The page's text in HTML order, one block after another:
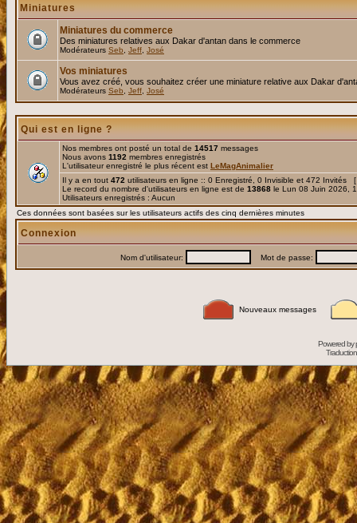
Miniatures
Miniatures du commerce
Des miniatures relatives aux Dakar d'antan dans le commerce
Modérateurs Seb Jeff José
Vos miniatures
Vous avez créé, vous souhaitez créer une miniature relative aux Dakar
Modérateurs Seb Jeff José
Qui est en ligne ?
Nos membres ont posté un total de 14517 messages
Nous avons 1192 membres enregistrés
L'utilisateur enregistré le plus récent est LeMagAnimalier
Il y a en tout 472 utilisateurs en ligne :: 0 Enregistré, 0 Invisible et 472 Invités [
Le record du nombre d'utilisateurs en ligne est de 13868 le Lun 08 Juin 2026,
Utilisateurs enregistrés : Aucun
Ces données sont basées sur les utilisateurs actifs des cinq dernières minutes
Connexion
Nom d'utilisateur: Mot de passe:
Nouveaux messages
Powered by